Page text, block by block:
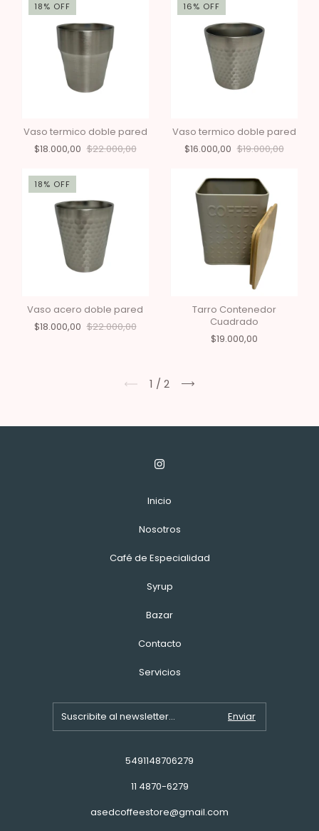
18% OFF
Vaso termico doble pared
$18.000,00 $22.000,00
16% OFF
Vaso termico doble pared
$16.000,00 $19.000,00
18% OFF
Vaso acero doble pared
$18.000,00 $22.000,00
Tarro Contenedor
Cuadrado
$19.000,00
1 / 2
Inicio
Nosotros
Café de Especialidad
Syrup
Bazar
Contacto
Servicios
5491148706279
11 4870-6279
asedcoffeestore@gmail.com